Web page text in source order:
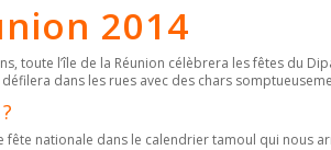
2014
toute l’île de la Réunion célèbrera les fêtes du
dans les rues avec des chars
fête nationale dans le calendrier tamoul qui nous